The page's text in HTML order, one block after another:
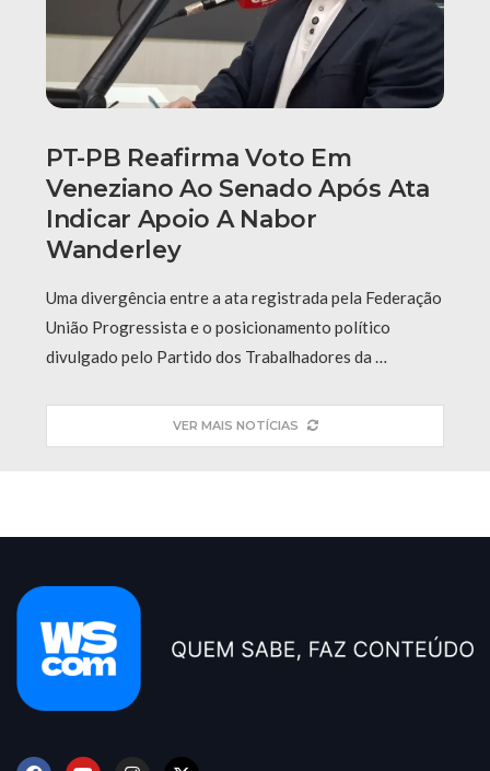
PT-PB Reafirma Voto Em
Veneziano Ao Senado Após Ata
Indicar Apoio A Nabor
Wanderley
Uma divergência entre a ata registrada pela Federação
União Progressista e o posicionamento político
divulgado pelo Partido dos Trabalhadores da …
VER MAIS NOTÍCIAS